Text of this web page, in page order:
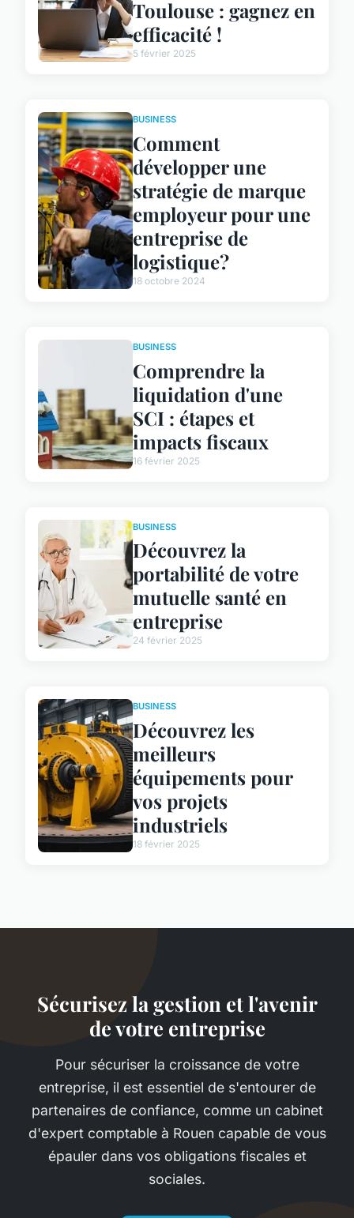
Toulouse : gagnez en
efficacité !
5 février 2025
BUSINESS
Comment
développer une
stratégie de marque
employeur pour une
entreprise de
logistique?
18 octobre 2024
BUSINESS
Comprendre la
liquidation d'une
SCI : étapes et
impacts fiscaux
16 février 2025
BUSINESS
Découvrez la
portabilité de votre
mutuelle santé en
entreprise
24 février 2025
BUSINESS
Découvrez les
meilleurs
équipements pour
vos projets
industriels
18 février 2025
Sécurisez la gestion et l'avenir
de votre entreprise
Pour sécuriser la croissance de votre
entreprise, il est essentiel de s'entourer de
partenaires de confiance, comme un cabinet
d'expert comptable à Rouen capable de vous
épauler dans vos obligations fiscales et
sociales.